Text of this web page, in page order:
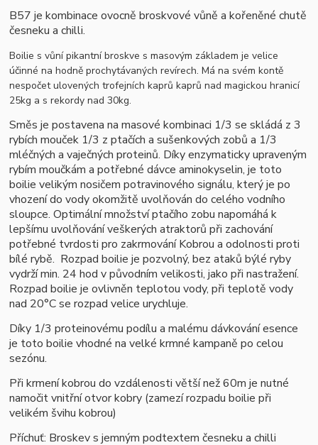
B57 je kombinace ovocně broskvové vůně a kořeněné chutě
česneku a chilli.
Boilie s vůní pikantní broskve s masovým základem je velice
účinné na hodně prochytávaných revírech. Má na svém kontě
nespočet ulovených trofejních kaprů kaprů nad magickou hranicí
25kg a s rekordy nad 30kg.
Směs je postavena na masové kombinaci 1/3 se skládá z 3
rybích mouček 1/3 z ptačích a sušenkových zobů a 1/3
mléčných a vaječných proteinů. Díky enzymaticky upraveným
rybím moučkám a potřebné dávce aminokyselin, je toto
boilie velikým nosičem potravinového signálu, který je po
vhození do vody okomžitě uvolňován do celého vodního
sloupce. Optimální množství ptačího zobu napomáhá k
lepšímu uvolňování veškerých atraktorů při zachování
potřebné tvrdosti pro zakrmování Kobrou a odolnosti proti
bílé rybě. Rozpad boilie je pozvolný, bez ataků býlé ryby
vydrží min. 24 hod v původním velikosti, jako při nastražení.
Rozpad boilie je ovlivněn teplotou vody, při teplotě vody
nad 20°C se rozpad velice urychluje.
Díky 1/3 proteinovému podílu a malému dávkování esence
je toto boilie vhodné na velké krmné kampaně po celou
sezónu.
Při krmení kobrou do vzdálenosti větší než 60m je nutné
namočit vnitřní otvor kobry (zamezí rozpadu boilie při
velikém švihu kobrou)
Příchuť: Broskev s jemným podtextem česneku a chilli